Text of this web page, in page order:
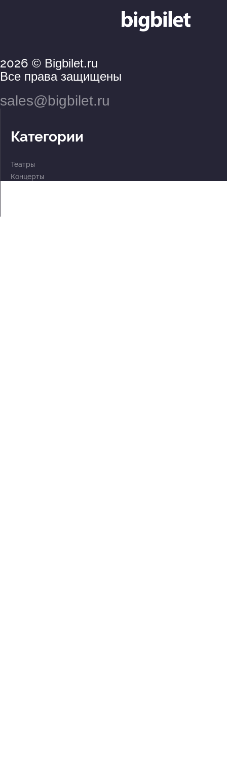
2026 © Bigbilet.ru
Все права защищены
sales@bigbilet.ru
Категории
Театры
Концерты